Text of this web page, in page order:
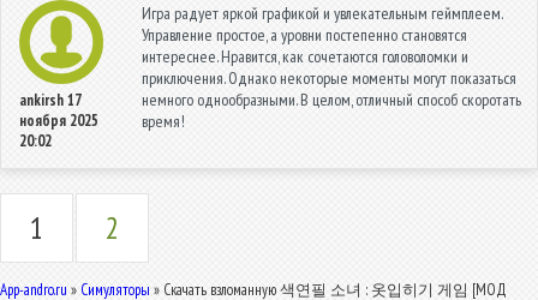
ankirsh17
ноября 2025
20:02
Игра радует яркой графикой и увлекательным геймплеем.
Управление простое, а уровни постепенно становятся
интереснее. Нравится, как сочетаются головоломки и
приключения. Однако некоторые моменты могут показаться
немного однообразными. В целом, отличный способ скоротать
время!
1 2
App-andro.ru » Симуляторы » Скачать взломанную 색연필 소녀 : 옷입히기 게임 [МОД